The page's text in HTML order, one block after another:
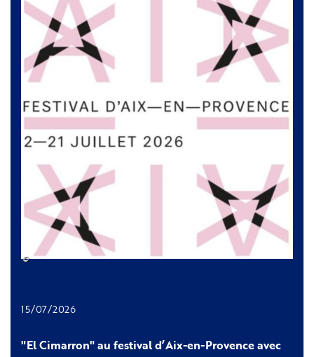
©
15/07/2026
"El Cimarron" au festival d’Aix-en-Provence avec